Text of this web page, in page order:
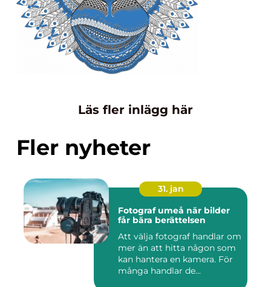
Läs fler inlägg här
Fler nyheter
31. jan
Fotograf umeå när bilder
får bära berättelsen
Att välja fotograf handlar om
mer än att hitta någon som
kan hantera en kamera. För
många handlar de...